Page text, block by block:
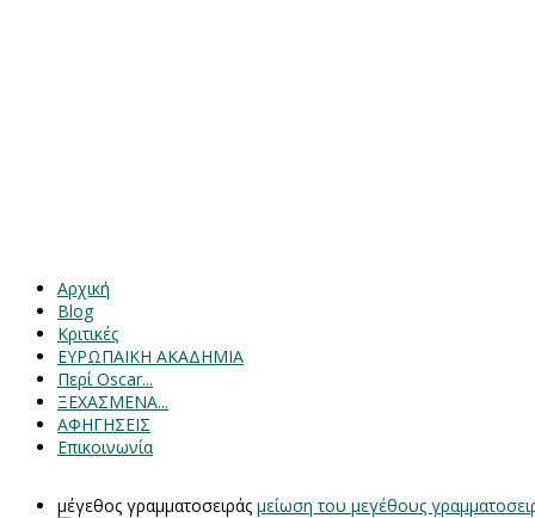
Αρχική
Blog
Κριτικές
ΕΥΡΩΠΑΙΚΗ ΑΚΑΔΗΜΙΑ
Περί Oscar...
ΞΕΧΑΣΜΕΝΑ...
ΑΦΗΓΗΣΕΙΣ
Επικοινωνία
μέγεθος γραμματοσειράς μείωση του μεγέθους